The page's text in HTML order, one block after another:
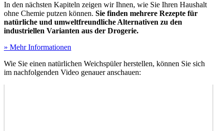
In den nächsten Kapiteln zeigen wir Ihnen, wie Sie Ihren Haushalt
ohne Chemie putzen können. Sie finden mehrere Rezepte für
natürliche und umweltfreundliche Alternativen zu den
industriellen Varianten aus der Drogerie.
» Mehr Informationen
Wie Sie einen natürlichen Weichspüler herstellen, können Sie sich
im nachfolgenden Video genauer anschauen: